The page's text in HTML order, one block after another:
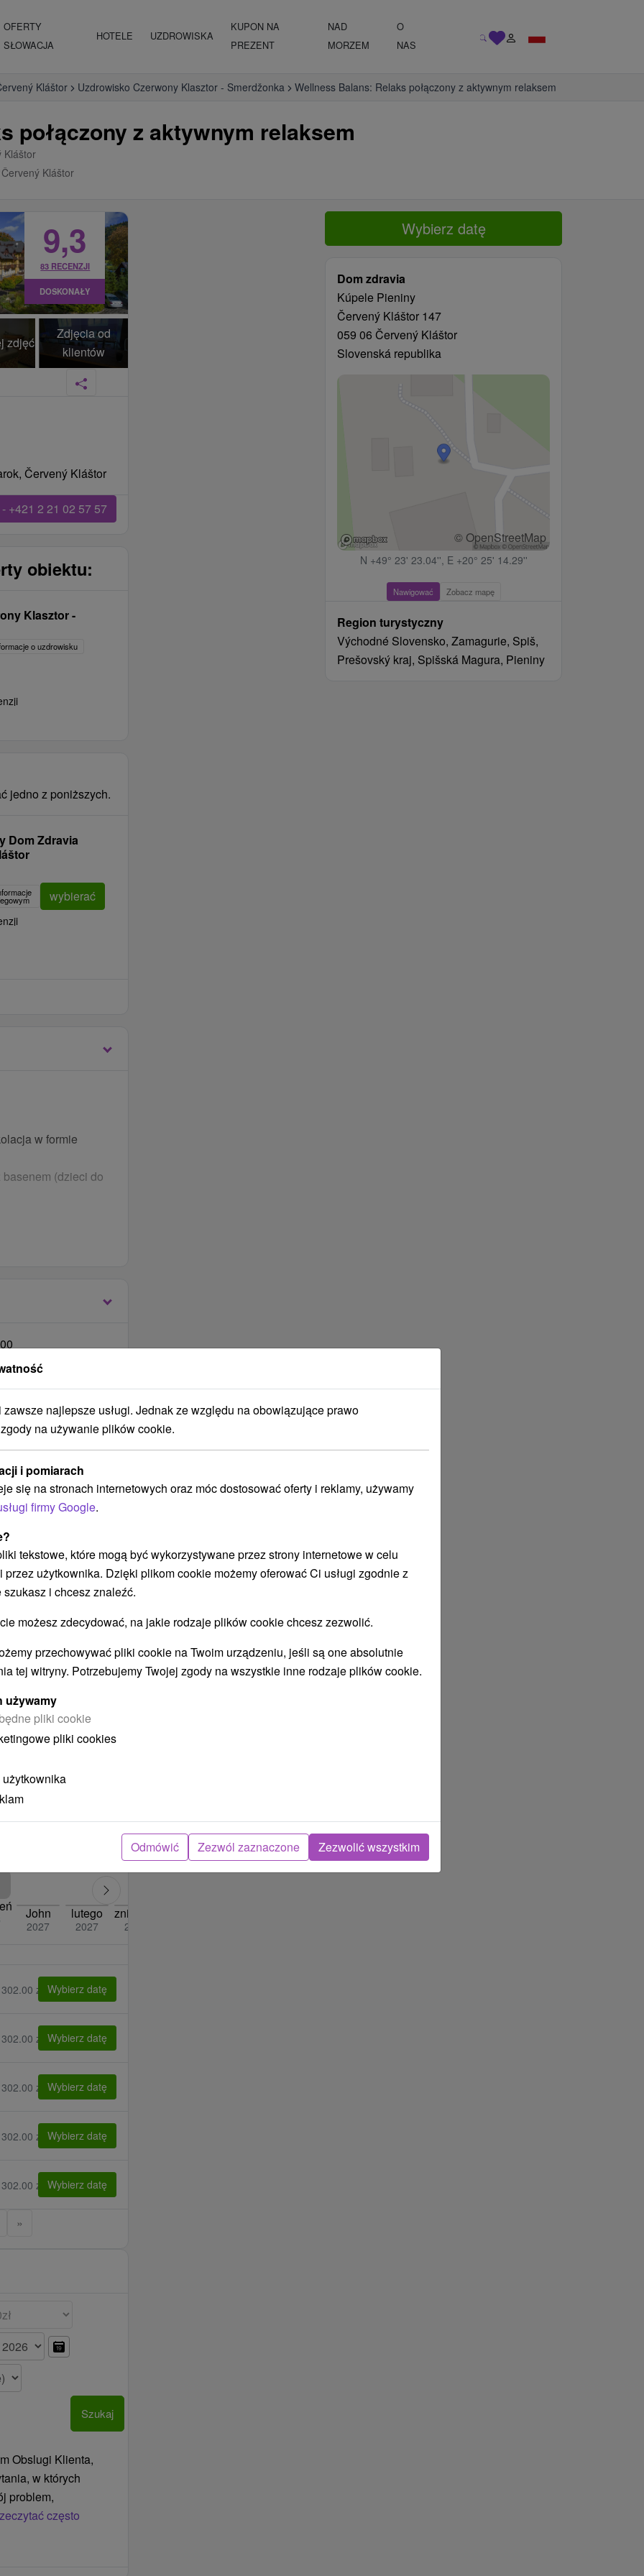
OFERTY
SŁOWACJA
HOTELE UZDROWISKA
KUPON NA
PREZENT
NAD
MORZEM
O
NAS
Kláštor Uzdrowisko Czerwony Klasztor - Smerdžonka Wellness Balans: Relaks połączony z aktywnym relaksem
połączony z aktywnym relaksem
Kláštor
Červený Kláštor
Wybierz datę
Dom zdravia
Kúpele Pieniny
Červený Kláštor 147
059 06 Červený Kláštor
Slovenská republika
© OpenStreetMap
N +49° 23' 23.04'', E +20° 25' 14.29''
Nawigować Zobacz mapę
Region turystyczny
Východné Slovensko, Zamagurie, Spiš,
Prešovský kraj, Spišská Magura, Pieniny
zdjęć
Zdjęcia od
klientów
9,3
83 RECENZJI
DOSKONAŁY
Červený Kláštor
+421 2 21 02 57 57
obiektu:
Klasztor -
o uzdrowisku
jedno z poniższych.
Dom Zdravia
wybierać
w formie
(dzieci do
bezpłatnie.
10.00
terenie obiektu:
obiady
- 18.30 (w formie
w Domu Zdrowia, w
ze zwierzęciem.
pobytu
podczas pobytu
informacyjny i
cenę prześlemy
po
za cierpliwość i
John
2027
lutego
2027
zniszczyć
2027
zł Wybierz datę
zł Wybierz datę
zł Wybierz datę
zł Wybierz datę
zł Wybierz datę
»
Szukaj
Obslugi Klienta,
w których
problem,
często
najlepsze usługi. Jednak ze względu na obowiązujące prawo
na używanie plików cookie.
i pomiarach
się na stronach internetowych oraz móc dostosować oferty i reklamy, używamy
firmy Google.
tekstowe, które mogą być wykorzystywane przez strony internetowe w celu
przez użytkownika. Dzięki plikom cookie możemy oferować Ci usługi zgodnie z
i chcesz znaleźć.
możesz zdecydować, na jakie rodzaje plików cookie chcesz zezwolić.
przechowywać pliki cookie na Twoim urządzeniu, jeśli są one absolutnie
tej witryny. Potrzebujemy Twojej zgody na wszystkie inne rodzaje plików cookie.
używamy
pliki cookie
pliki cookies
Odmówić Zezwól zaznaczone Zezwolić wszystkim